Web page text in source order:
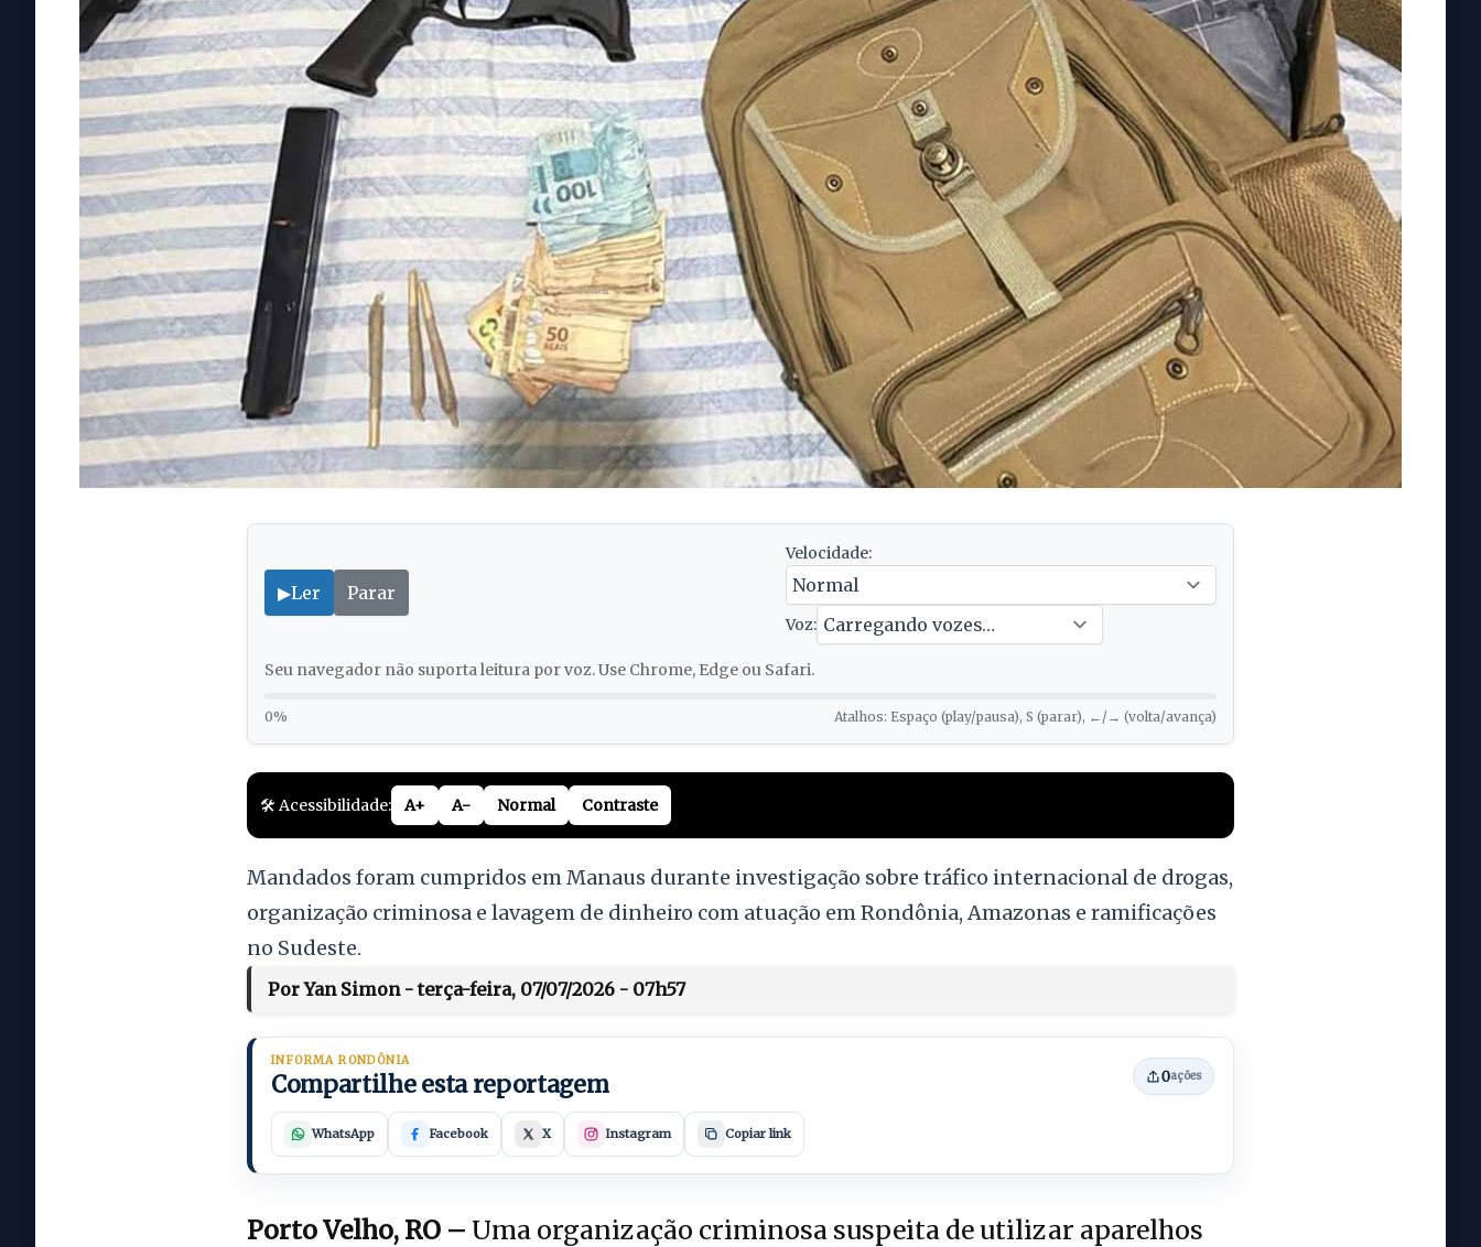
▶Ler Parar
Velocidade:
Voz:
Seu navegador não suporta leitura por voz. Use Chrome, Edge ou Safari.
0% Atalhos: Espaço (play/pausa), S (parar), ←/→ (volta/avança)
🛠️ Acessibilidade: A+ A- Normal Contraste
Mandados foram cumpridos em Manaus durante investigação sobre tráfico internacional de drogas,
organização criminosa e lavagem de dinheiro com atuação em Rondônia, Amazonas e ramificações
no Sudeste.
Por Yan Simon - terça-feira, 07/07/2026 - 07h57
INFORMA RONDÔNIA
Compartilhe esta reportagem 0ações
WhatsApp Facebook X Instagram Copiar link
Porto Velho, RO – Uma organização criminosa suspeita de utilizar aparelhos